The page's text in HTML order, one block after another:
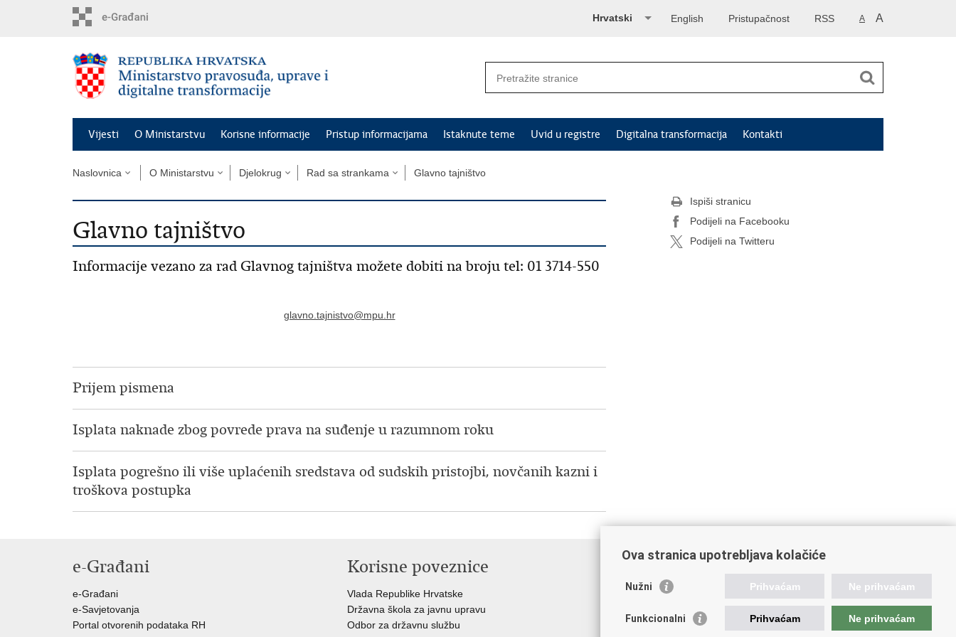
A A
RSS
Pristupačnost
English
Hrvatski
Vijesti O Ministarstvu Korisne informacije Pristup informacijama Istaknute teme Uvid u registre Digitalna transformacija Kontakti
Naslovnica O Ministarstvu Djelokrug Rad sa strankama Glavno tajništvo
Glavno tajništvo
Informacije vezano za rad Glavnog tajništva možete dobiti na broju tel: 01 3714-550
glavno.tajnistvo@mpu.hr
Prijem pismena
Isplata naknade zbog povrede prava na suđenje u razumnom roku
Isplata pogrešno ili više uplaćenih sredstava od sudskih pristojbi, novčanih kazni i
troškova postupka
Ispiši stranicu
Podijeli na Facebooku
Podijeli na Twitteru
e-Građani
e-Građani
e-Savjetovanja
Portal otvorenih podataka RH
Korisne poveznice
Vlada Republike Hrvatske
Državna škola za javnu upravu
Odbor za državnu službu
Poveznice pravosudnog sustava
Portal sudova
Državno odvjetništvo
Ured za suzbijanje korupcije i organiziranog kriminaliteta
Ova stranica upotrebljava kolačiće
Nužni Prihvaćam Ne prihvaćam
Funkcionalni Prihvaćam Ne prihvaćam